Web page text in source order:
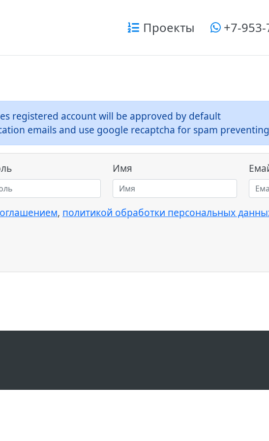
Проекты +7-953-
registered account will be approved by default
emails and use google recaptcha for spam preventing
Имя
, политикой обработки персональных